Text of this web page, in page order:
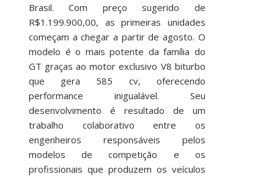
Brasil. Com preço sugerido de
R$1.199.900,00, as primeiras unidades
começam a chegar a partir de agosto. O
modelo é o mais potente da família do
GT graças ao motor exclusivo V8 biturbo
que gera 585 cv, oferecendo
performance inigualável. Seu
desenvolvimento é resultado de um
trabalho colaborativo entre os
engenheiros responsáveis pelos
modelos de competição e os
profissionais que produzem os veículos